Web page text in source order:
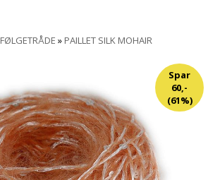
FØLGETRÅDE » PAILLET SILK MOHAIR
Spar
60,-
(61%)